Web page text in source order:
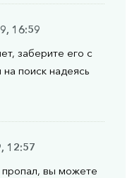
16:59
заберите его с
поиск надеясь
12:57
пропал, вы можете